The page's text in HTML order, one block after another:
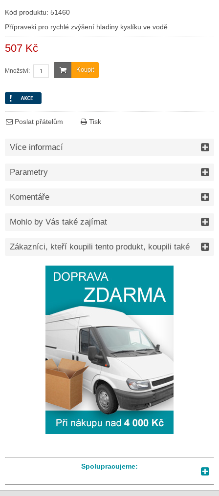
Kód produktu: 51460
Přípraveki pro rychlé zvýšení hladiny kyslíku ve vodě
507 Kč
Koupit
Množství:
Poslat přátelům Tisk
Více informací
Parametry
Komentáře
Mohlo by Vás také zajímat
Zákazníci, kteří koupili tento produkt, koupili také
Spolupracujeme: